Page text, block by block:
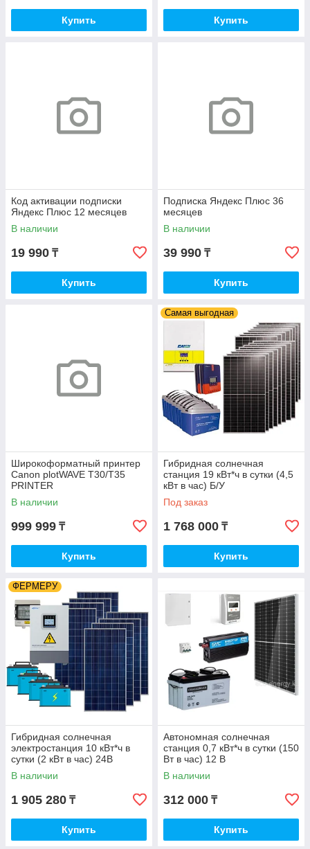
Купить Купить
Код активации подписки
Яндекс Плюс 12 месяцев
В наличии
19 990 ₸
Купить
Подписка Яндекс Плюс 36
месяцев
В наличии
39 990 ₸
Купить
Широкоформатный принтер
Canon plotWAVE T30/T35
PRINTER
В наличии
999 999 ₸
Купить
Самая выгодная
Гибридная солнечная
станция 19 кВт*ч в сутки (4,5
кВт в час) Б/У
Под заказ
1 768 000 ₸
Купить
ФЕРМЕРУ
Гибридная солнечная
электростанция 10 кВт*ч в
сутки (2 кВт в час) 24В
В наличии
1 905 280 ₸
Купить
Автономная солнечная
станция 0,7 кВт*ч в сутки (150
Вт в час) 12 В
В наличии
312 000 ₸
Купить